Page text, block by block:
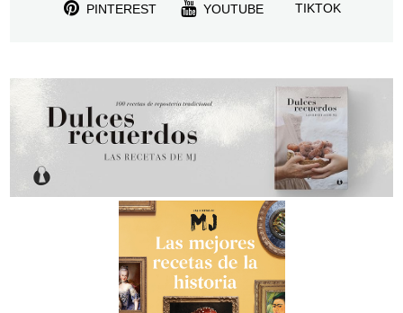
PINTEREST YOUTUBE TIKTOK